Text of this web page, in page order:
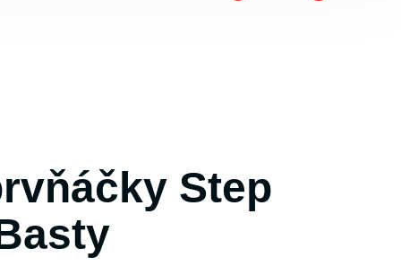
Step